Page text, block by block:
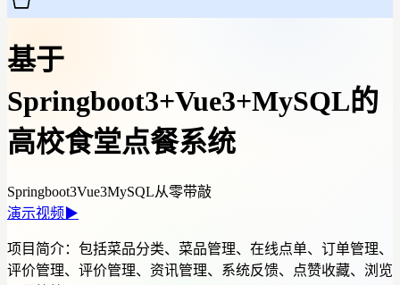
基于
Springboot3+Vue3+MySQL的
高校食堂点餐系统
Springboot3Vue3MySQL从零带敲
演示视频 ▶
项目简介： 包括菜品分类、菜品管理、在线点单、订单管理、
评价管理、评价管理、资讯管理、系统反馈、点赞收藏、浏览